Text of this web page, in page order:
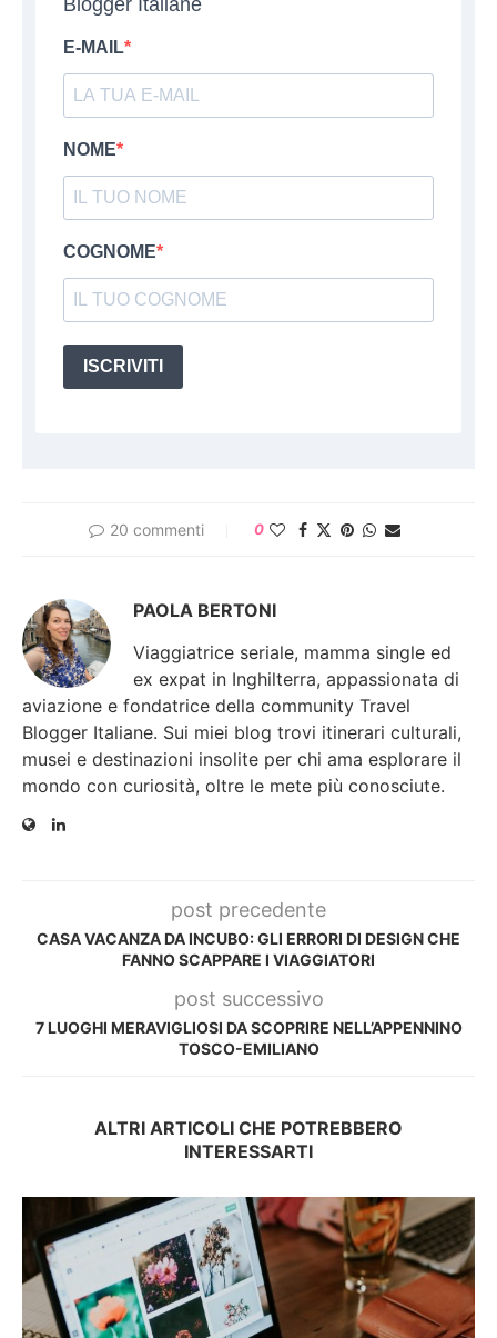
E-MAIL
NOME
COGNOME
ISCRIVITI
20 commenti 0
PAOLA BERTONI
Viaggiatrice seriale, mamma single ed
ex expat in Inghilterra, appassionata di
aviazione e fondatrice della community Travel
Blogger Italiane. Sui miei blog trovi itinerari culturali,
musei e destinazioni insolite per chi ama esplorare il
mondo con curiosità, oltre le mete più conosciute.
post precedente
CASA VACANZA DA INCUBO: GLI ERRORI DI DESIGN CHE
FANNO SCAPPARE I VIAGGIATORI
post successivo
7 LUOGHI MERAVIGLIOSI DA SCOPRIRE NELL’APPENNINO
TOSCO-EMILIANO
ALTRI ARTICOLI CHE POTREBBERO
INTERESSARTI